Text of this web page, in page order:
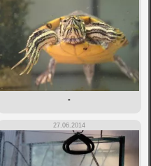
-
27.06.2014